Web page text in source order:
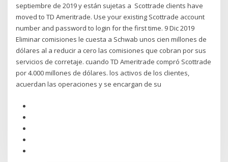
septiembre de 2019 y están sujetas a Scottrade clients have
moved to TD Ameritrade. Use your existing Scottrade account
number and password to login for the first time. 9 Dic 2019
Eliminar comisiones le cuesta a Schwab unos cien millones de
dólares al a reducir a cero las comisiones que cobran por sus
servicios de corretaje. cuando TD Ameritrade compró Scottrade
por 4.000 millones de dólares. los activos de los clientes,
acuerdan las operaciones y se encargan de su